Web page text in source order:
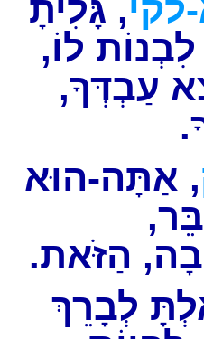
לקי, גָּלִיתָ
לוֹ,
עַבְדְּךָ,
, אַתָּה-הוּא
הַזֹּאת.
לְבָרֵךְ